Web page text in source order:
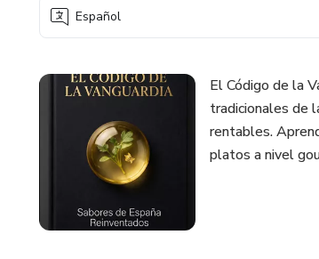
Español
El Código de la
tradicionales de
rentables.
platos a nivel